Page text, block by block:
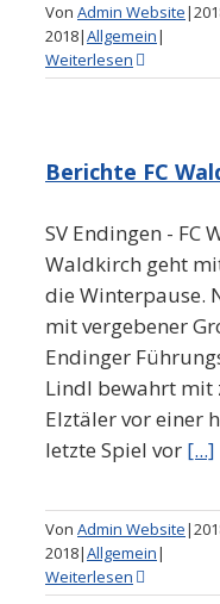
Von Admin Website|
2018|Allgemein|
Weiterlesen
Berichte FC
SV Endingen - FC
Waldkirch geht
die Winterpause.
mit vergebener
Endinger
Lindl bewahrt mit
Elztäler vor einer
letzte Spiel vor [...]
Von Admin Website|
2018|Allgemein|
Weiterlesen